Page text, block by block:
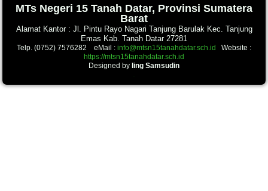
MTs Negeri 15 Tanah Datar, Provinsi Sumatera
Barat
Alamat Kantor : Jl. Pintu Rayo Nagari Tanjung Barulak Kec. Tanjung
Emas Kab. Tanah Datar 27281
Telp. (0752) 7576282 eMail : info@mtsn15tanahdatar.sch.id
Website :
https://mtsn15tanahdatar.sch.id
Designed by Iing Samsudin